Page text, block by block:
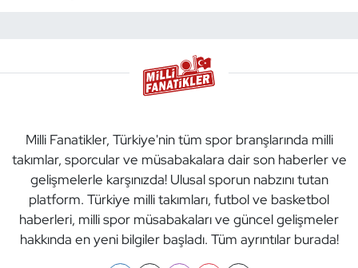
Milli Fanatikler, Türkiye'nin tüm spor branşlarında milli
takımlar, sporcular ve müsabakalara dair son haberler ve
gelişmelerle karşınızda! Ulusal sporun nabzını tutan
platform. Türkiye milli takımları, futbol ve basketbol
haberleri, milli spor müsabakaları ve güncel gelişmeler
hakkında en yeni bilgiler başladı. Tüm ayrıntılar burada!